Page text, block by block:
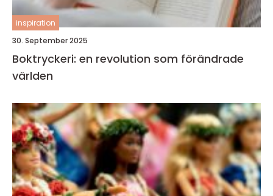
inspiration
30. September 2025
Boktryckeri: en revolution som förändrade
världen